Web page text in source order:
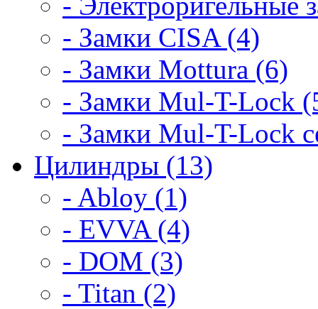
- Замки CISA (4)
- Замки Mottura (6)
- Замки Mul-T-Lock
- Замки Mul-T-Lock
Цилиндры (13)
- Abloy (1)
- EVVA (4)
- DOM (3)
- Titan (2)